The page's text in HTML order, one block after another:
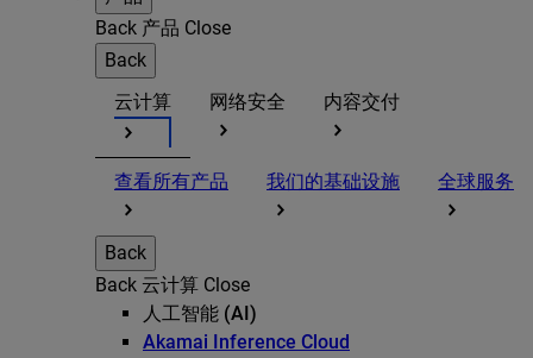
Back 产品 Close
Back
云计算
网络安全 内容交付
查看所有产品 我们的基础设施 全球服务
Back
Back 云计算 Close
人工智能 (AI)
Akamai Inference Cloud